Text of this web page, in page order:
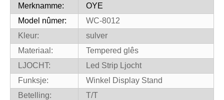
Merknamme:
OYE
Model nûmer:
WC-8012
Kleur:
sulver
Materiaal:
Tempered glês
LJOCHT:
Led Strip Ljocht
Funksje:
Winkel Display Stand
Betelling:
T/T